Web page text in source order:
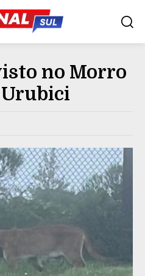
no Morro
Urubici